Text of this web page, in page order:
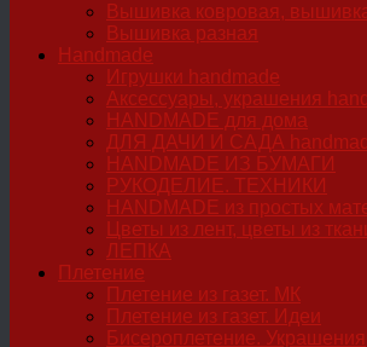
Вышивка ковровая,
Вышивка разная
Handmade
Игрушки handmade
Аксессуары, украшения
HANDMADE для дома
ДЛЯ ДАЧИ И САДА
HANDMADE ИЗ БУМАГИ
РУКОДЕЛИЕ. ТЕХНИКИ
HANDMADE из простых
Цветы из лент, цветы из
ЛЕПКА
Плетение
Плетение из газет. МК
Плетение из газет. Идеи
Бисероплетение. Украшения